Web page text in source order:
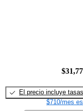
El precio incluye tasas
$710/mes